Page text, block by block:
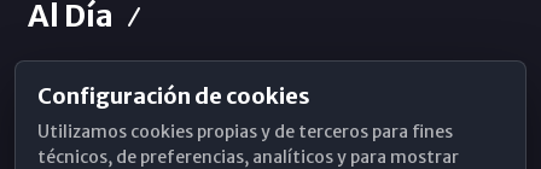
Al Día
Horarios de Misa
Hemeroteca
Configuración de cookies
Utilizamos cookies propias y de terceros para fines
técnicos, de preferencias, analíticos y para mostrar